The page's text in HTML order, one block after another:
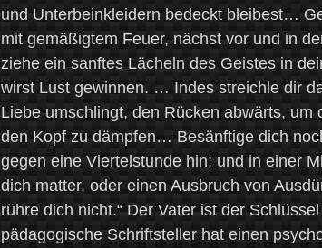
und Unterbeinkleidern bedeckt bleibest…
mit gemäßigtem Feuer, nächst vor und in
ziehe ein sanftes Lächeln des Geistes in
wirst Lust gewinnen. … Indes streichle dir
Liebe umschlingt, den Rücken abwärts, um
den Kopf zu dämpfen… Besänftige dich
gegen eine Viertelstunde hin; und in einer
dich matter, oder einen Ausbruch von
rühre dich nicht.“ Der Vater ist der
pädagogische Schriftsteller hat einen